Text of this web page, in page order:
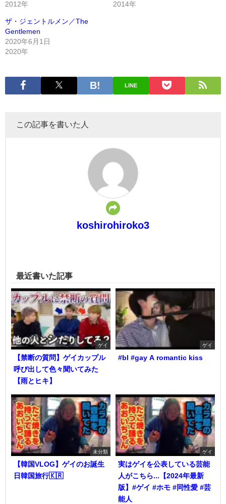
2012年
2014年
ザ・ジェントルメン／The
Gentlemen
2020年6月1日
2020年
LINE
この記事を書いた人
koshirohiroko3
最近書いた記事
ゲイ
【禁断の質問】ゲイカップル
呼び出して色々聞いてみた
【雨とヒキ】
ゲイ
#bl #gay A romantic kiss
未分類
【韓国VLOG】ゲイのお誕生
日韓国旅行🇰🇷
ゲイ
実はゲイを公表している芸能
人がこちら...【2024年最新
版】#ゲイ #ホモ #同性愛 #芸
能人